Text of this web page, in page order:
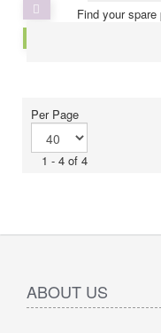
Find your
Per Page
1 - 4 of 4
ABOUT US